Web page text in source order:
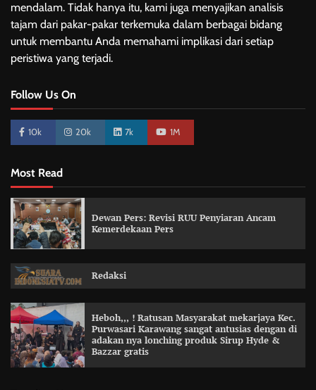
mendalam. Tidak hanya itu, kami juga menyajikan analisis
tajam dari pakar-pakar terkemuka dalam berbagai bidang
untuk membantu Anda memahami implikasi dari setiap
peristiwa yang terjadi.
Follow Us On
10k 20k 7k 1M
Most Read
Dewan Pers: Revisi RUU Penyiaran Ancam
Kemerdekaan Pers
Redaksi
Heboh,,, ! Ratusan Masyarakat mekarjaya Kec.
Purwasari Karawang sangat antusias dengan di
adakan nya lonching produk Sirup Hyde &
Bazzar gratis